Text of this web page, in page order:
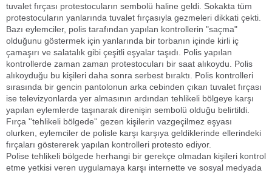
tuvalet fırçası protestocuların sembolü haline geldi. Sokakta tüm
protestocuların yanlarında tuvalet fırçasıyla gezmeleri dikkati çekti.
Bazı eylemciler, polis tarafından yapılan kontrollerin "saçma"
olduğunu göstermek için yanlarında bir torbanın içinde kirli iç
çamaşırı ve salatalık gibi çeşitli eşyalar taşıdı. Polis yapılan
kontrollerde zaman zaman protestocuları bir saat alıkoydu. Polis
alıkoyduğu bu kişileri daha sonra serbest bıraktı. Polis kontrolleri
sırasında bir gencin pantolonun arka cebinden çıkan tuvalet fırçası
ise televizyonlarda yer almasının ardından tehlikeli bölgeye karşı
yapılan eylemlerde taşınarak direnişin sembolü olduğu belirtildi.
Fırça ''tehlikeli bölgede'' gezen kişilerin vazgeçilmez eşyası
olurken, eylemciler de polisle karşı karşıya geldiklerinde ellerindeki
fırçaları göstererek yapılan kontrolleri protesto ediyor.
Polise tehlikeli bölgede herhangi bir gerekçe olmadan kişileri kontrol
etme yetkisi veren uygulamaya karşı internette ve sosyal medyada